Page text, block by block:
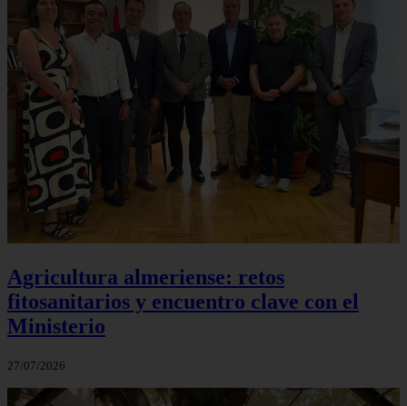
Agricultura almeriense: retos
fitosanitarios y encuentro clave con el
Ministerio
27/07/2026